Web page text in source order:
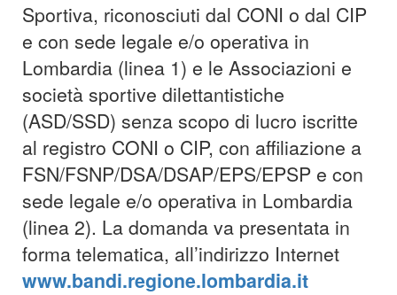
Sportiva, riconosciuti dal CONI o dal CIP
e con sede legale e/o operativa in
Lombardia (linea 1) e le Associazioni e
società sportive dilettantistiche
(ASD/SSD) senza scopo di lucro iscritte
al registro CONI o CIP, con affiliazione a
FSN/FSNP/DSA/DSAP/EPS/EPSP e con
sede legale e/o operativa in Lombardia
(linea 2). La domanda va presentata in
forma telematica, all’indirizzo Internet
www.bandi.regione.lombardia.it